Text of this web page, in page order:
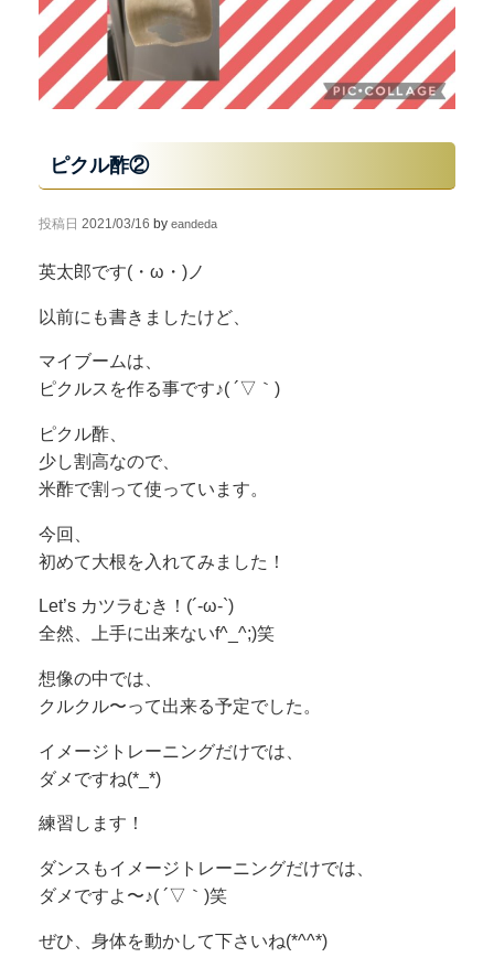
ピクル酢②
投稿日 2021/03/16 by eandeda
英太郎です(・ω・)ノ
以前にも書きましたけど、
マイブームは、
ピクルスを作る事です♪( ´▽｀)
ピクル酢、
少し割高なので、
米酢で割って使っています。
今回、
初めて大根を入れてみました！
Let’s カツラむき！(´-ω-`)
全然、上手に出来ないf^_^;)笑
想像の中では、
クルクル〜って出来る予定でした。
イメージトレーニングだけでは、
ダメですね(*_*)
練習します！
ダンスもイメージトレーニングだけでは、
ダメですよ〜♪( ´▽｀)笑
ぜひ、身体を動かして下さいね(*^^*)